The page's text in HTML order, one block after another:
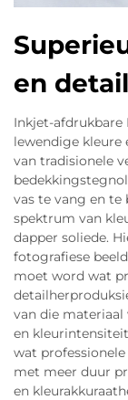
en
Inkjet-afdrukbare
lewendige kleure
van tradisionele
vas te vang en
spektrum van
dapper soliede.
fotografiese
moet word wat
van die
en
wat
met meer duur
en